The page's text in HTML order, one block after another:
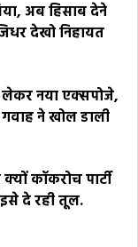
अब हिसाब देने
देखो निहायत
नया एक्सपोजे,
ने खोल डाली
कॉकरोच पार्टी
दे रही तूल.